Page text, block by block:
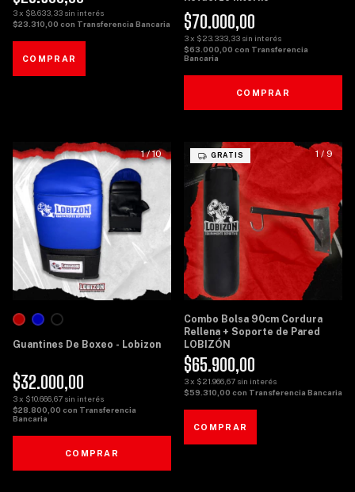
3x $8.633,33 sin interés
$23.310,00 con Transferencia Bancaria $70.000,00
3x $23.333,33 sin interés
$63.000,00 con Transferencia
Bancaria
COMPRAR
1/10
Guantines De Boxeo - Lobizon
$32.000,00
3x $10.666,67 sin interés
$28.800,00 con Transferencia
Bancaria
COMPRAR
1/ 9
GRATIS
Combo Bolsa 90cm Cordura
Rellena + Soporte de Pared
LOBIZÓN
$65.900,00
3x $21.966,67 sin interés
$59.310,00 con Transferencia Bancaria